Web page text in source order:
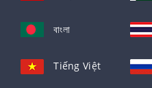
বাংলা
Tiếng Việt